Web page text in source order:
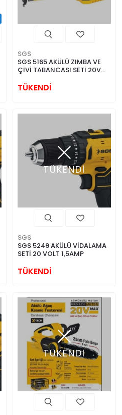
SGS
SGS 5165 AKÜLÜ ZIMBA VE
ÇİVİ TABANCASI SETİ 20V
TÜKENDİ
TÜKENDİ
SGS
SGS 5249 AKÜLÜ VİDALAMA
SETİ 20 VOLT 1,5AMP
TÜKENDİ
TÜKENDİ